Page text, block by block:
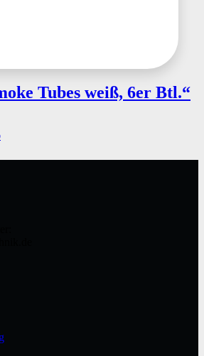
Tubes weiß, 6er Btl.“